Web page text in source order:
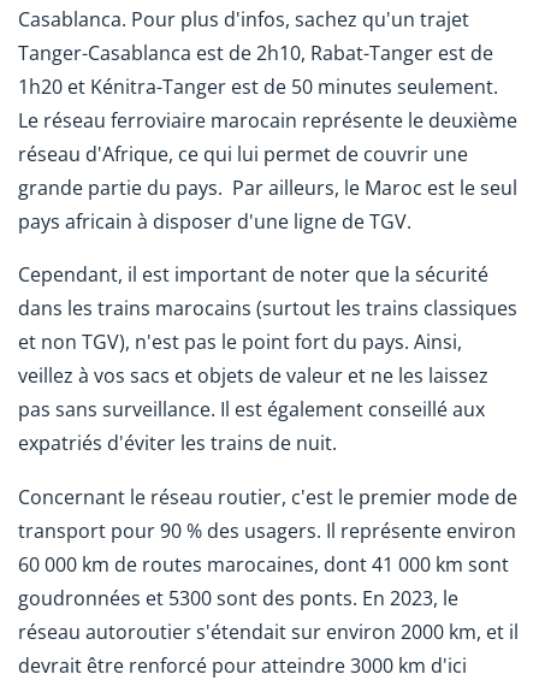
Casablanca. Pour plus d'infos, sachez qu'un trajet
Tanger-Casablanca est de 2h10, Rabat-Tanger est de
1h20 et Kénitra-Tanger est de 50 minutes seulement.
Le réseau ferroviaire marocain représente le deuxième
réseau d'Afrique, ce qui lui permet de couvrir une
grande partie du pays. Par ailleurs, le Maroc est le seul
pays africain à disposer d'une ligne de TGV.
Cependant, il est important de noter que la sécurité
dans les trains marocains (surtout les trains classiques
et non TGV), n'est pas le point fort du pays. Ainsi,
veillez à vos sacs et objets de valeur et ne les laissez
pas sans surveillance. Il est également conseillé aux
expatriés d'éviter les trains de nuit.
Concernant le réseau routier, c'est le premier mode de
transport pour 90 % des usagers. Il représente environ
60 000 km de routes marocaines, dont 41 000 km sont
goudronnées et 5300 sont des ponts. En 2023, le
réseau autoroutier s'étendait sur environ 2000 km, et il
devrait être renforcé pour atteindre 3000 km d'ici